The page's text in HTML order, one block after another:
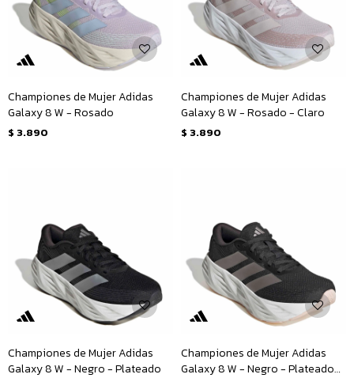
Championes de Mujer Adidas
Galaxy 8 W - Rosado
$ 3.890
Championes de Mujer Adidas
Galaxy 8 W - Rosado - Claro
$ 3.890
Championes de Mujer Adidas
Galaxy 8 W - Negro - Plateado
Championes de Mujer Adidas
Galaxy 8 W - Negro - Plateado